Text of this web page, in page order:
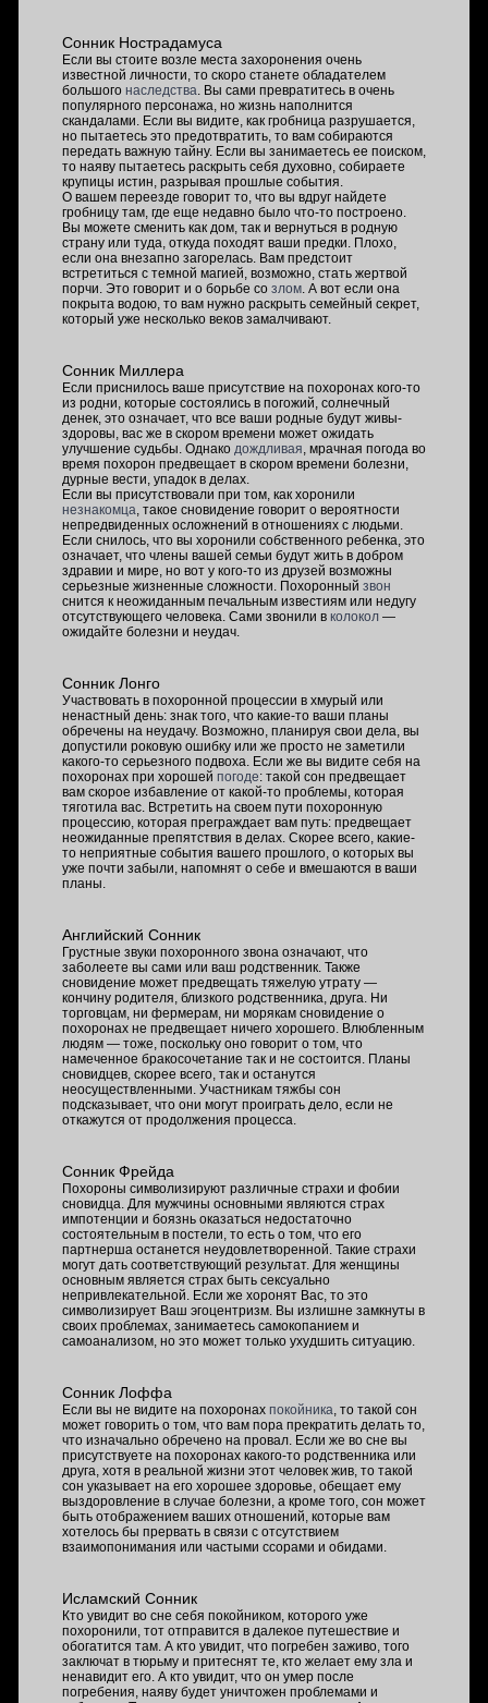
Сонник Нострадамуса
Если вы стоите возле места захоронения очень
известной личности, то скоро станете обладателем
большого наследства. Вы сами превратитесь в очень
популярного персонажа, но жизнь наполнится
скандалами. Если вы видите, как гробница разрушается,
но пытаетесь это предотвратить, то вам собираются
передать важную тайну. Если вы занимаетесь ее поиском,
то наяву пытаетесь раскрыть себя духовно, собираете
крупицы истин, разрывая прошлые события.
О вашем переезде говорит то, что вы вдруг найдете
гробницу там, где еще недавно было что-то построено.
Вы можете сменить как дом, так и вернуться в родную
страну или туда, откуда походят ваши предки. Плохо,
если она внезапно загорелась. Вам предстоит
встретиться с темной магией, возможно, стать жертвой
порчи. Это говорит и о борьбе со злом. А вот если она
покрыта водою, то вам нужно раскрыть семейный секрет,
который уже несколько веков замалчивают.
Сонник Миллера
Если приснилось ваше присутствие на похоронах кого-то
из родни, которые состоялись в погожий, солнечный
денек, это означает, что все ваши родные будут живы-
здоровы, вас же в скором времени может ожидать
улучшение судьбы. Однако дождливая, мрачная погода во
время похорон предвещает в скором времени болезни,
дурные вести, упадок в делах.
Если вы присутствовали при том, как хоронили
незнакомца, такое сновидение говорит о вероятности
непредвиденных осложнений в отношениях с людьми.
Если снилось, что вы хоронили собственного ребенка, это
означает, что члены вашей семьи будут жить в добром
здравии и мире, но вот у кого-то из друзей возможны
серьезные жизненные сложности. Похоронный звон
снится к неожиданным печальным известиям или недугу
отсутствующего человека. Сами звонили в колокол —
ожидайте болезни и неудач.
Сонник Лонго
Участвовать в похоронной процессии в хмурый или
ненастный день: знак того, что какие-то ваши планы
обречены на неудачу. Возможно, планируя свои дела, вы
допустили роковую ошибку или же просто не заметили
какого-то серьезного подвоха. Если же вы видите себя на
похоронах при хорошей погоде: такой сон предвещает
вам скорое избавление от какой-то проблемы, которая
тяготила вас. Встретить на своем пути похоронную
процессию, которая преграждает вам путь: предвещает
неожиданные препятствия в делах. Скорее всего, какие-
то неприятные события вашего прошлого, о которых вы
уже почти забыли, напомнят о себе и вмешаются в ваши
планы.
Английский Сонник
Грустные звуки похоронного звона означают, что
заболеете вы сами или ваш родственник. Также
сновидение может предвещать тяжелую утрату —
кончину родителя, близкого родственника, друга. Ни
торговцам, ни фермерам, ни морякам сновидение о
похоронах не предвещает ничего хорошего. Влюбленным
людям — тоже, поскольку оно говорит о том, что
намеченное бракосочетание так и не состоится. Планы
сновидцев, скорее всего, так и останутся
неосуществленными. Участникам тяжбы сон
подсказывает, что они могут проиграть дело, если не
откажутся от продолжения процесса.
Сонник Фрейда
Похороны символизируют различные страхи и фобии
сновидца. Для мужчины основными являются страх
импотенции и боязнь оказаться недостаточно
состоятельным в постели, то есть о том, что его
партнерша останется неудовлетворенной. Такие страхи
могут дать соответствующий результат. Для женщины
основным является страх быть сексуально
непривлекательной. Если же хоронят Вас, то это
символизирует Ваш эгоцентризм. Вы излишне замкнуты в
своих проблемах, занимаетесь самокопанием и
самоанализом, но это может только ухудшить ситуацию.
Сонник Лоффа
Если вы не видите на похоронах покойника, то такой сон
может говорить о том, что вам пора прекратить делать то,
что изначально обречено на провал. Если же во сне вы
присутствуете на похоронах какого-то родственника или
друга, хотя в реальной жизни этот человек жив, то такой
сон указывает на его хорошее здоровье, обещает ему
выздоровление в случае болезни, а кроме того, сон может
быть отображением ваших отношений, которые вам
хотелось бы прервать в связи с отсутствием
взаимопонимания или частыми ссорами и обидами.
Исламский Сонник
Кто увидит во сне себя покойником, которого уже
похоронили, тот отправится в далекое путешествие и
обогатится там. А кто увидит, что погребен заживо, того
заключат в тюрьму и притеснят те, кто желает ему зла и
ненавидит его. А кто увидит, что он умер после
погребения, наяву будет уничтожен проблемами и